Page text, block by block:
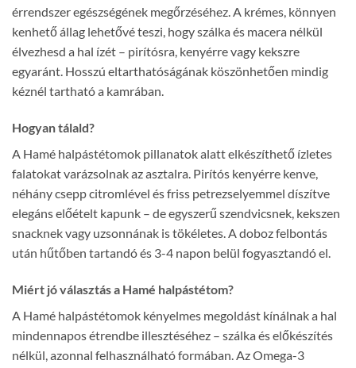
érrendszer egészségének megőrzéséhez. A krémes, könnyen
kenhető állag lehetővé teszi, hogy szálka és macera nélkül
élvezhesd a hal ízét – pirítósra, kenyérre vagy kekszre
egyaránt. Hosszú eltarthatóságának köszönhetően mindig
kéznél tartható a kamrában.
Hogyan tálald?
A Hamé halpástétomok pillanatok alatt elkészíthető ízletes
falatokat varázsolnak az asztalra. Pirítós kenyérre kenve,
néhány csepp citromlével és friss petrezselyemmel díszítve
elegáns előételt kapunk – de egyszerű szendvicsnek, kekszen
snacknek vagy uzsonnának is tökéletes. A doboz felbontás
után hűtőben tartandó és 3-4 napon belül fogyasztandó el.
Miért jó választás a Hamé halpástétom?
A Hamé halpástétomok kényelmes megoldást kínálnak a hal
mindennapos étrendbe illesztéséhez – szálka és előkészítés
nélkül, azonnal felhasználható formában. Az Omega-3